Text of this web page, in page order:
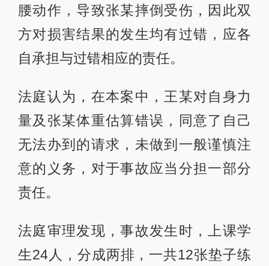
腰动作，导致张某摔倒受伤，因此双
方对损害结果的发生均有过错，应各
自承担与过错相应的责任。
法庭认为，在本案中，王某对自身力
量及张某体重估算错误，同意了自己
无法办到的请求，未做到一般谨慎注
意的义务，对于事故应当分担一部分
责任。
法庭审理发现，事故发生时，上课学
生24人，分成两排，一共12张垫子练